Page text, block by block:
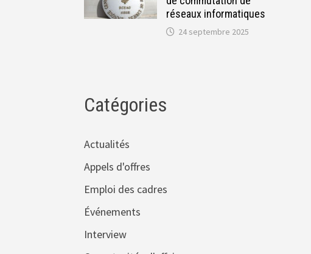
réseaux informatiques
24 septembre 2025
Catégories
Actualités
Appels d'offres
Emploi des cadres
Événements
Interview